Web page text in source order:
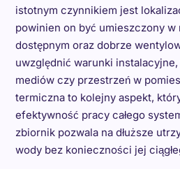
istotnym czynnikiem jest
powinien on być umieszczony w
dostępnym oraz dobrze
uwzględnić warunki
mediów czy przestrzeń w
termiczna to kolejny aspekt,
efektywność pracy całego
zbiornik pozwala na dłuższe
wody bez konieczności jej